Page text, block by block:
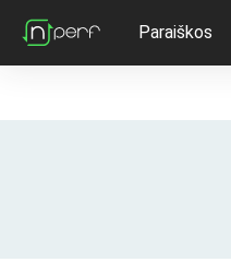
Paraiškos